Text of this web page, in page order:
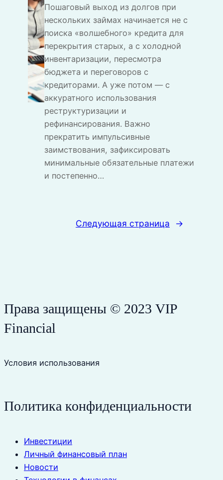
Пошаговый выход из долгов при
нескольких займах начинается не с
поиска «волшебного» кредита для
перекрытия старых, а с холодной
инвентаризации, пересмотра
бюджета и переговоров с
кредиторами. А уже потом — с
аккуратного использования
реструктуризации и
рефинансирования. Важно
прекратить импульсивные
заимствования, зафиксировать
минимальные обязательные платежи
и постепенно…
Следующая страница →
Права защищены © 2023 VIP
Financial
Условия использования
Политика конфиденциальности
Инвестиции
Личный финансовый план
Новости